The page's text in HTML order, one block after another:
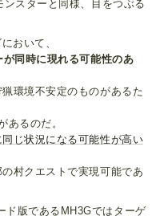
スターと同様、目をつぶる
おいて、
同時に現れる可能性のあ
環境不安定のものがあるた
あるのだ。
じ状況になる可能性が高い
村クエストで実現可能であ
ド版であるMH3Gではターゲ